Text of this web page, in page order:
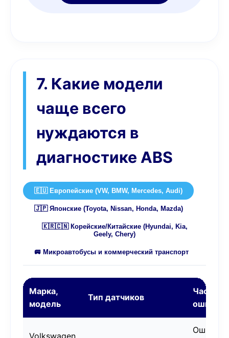
7. Какие модели
чаще всего
нуждаются в
диагностике ABS
🇪🇺 Европейские (VW, BMW, Mercedes, Audi)
🇯🇵 Японские (Toyota, Nissan, Honda, Mazda)
🇰🇷🇨🇳 Корейские/Китайские (Hyundai, Kia,
Geely, Chery)
🚐 Микроавтобусы и коммерческий транспорт
Марка,
модель
Тип датчиков
Частые
ошибки
Volkswagen
Ошибка